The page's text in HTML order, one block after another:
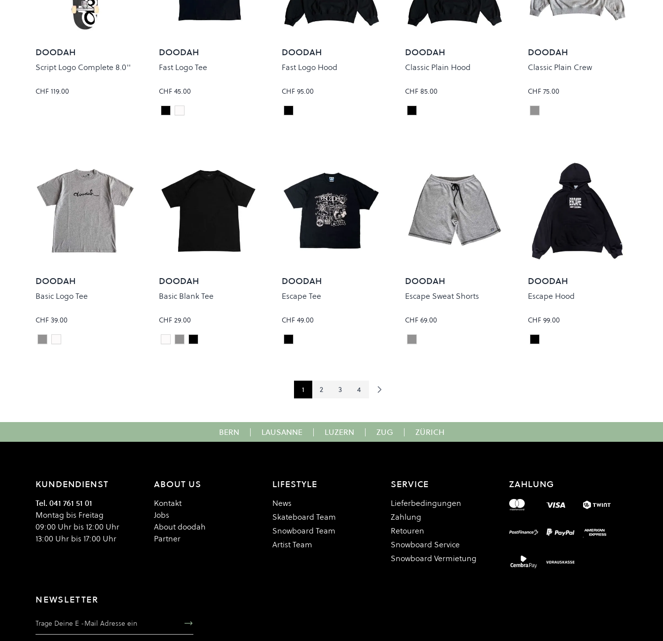
DOODAH
Script Logo Complete 8.0''
CHF 119.00
DOODAH
Fast Logo Tee
CHF 45.00
Colour
Blackwhite
DOODAH
Fast Logo Hood
CHF 95.00
Colour
Black
DOODAH
Classic Plain Hood
CHF 85.00
Colour
Black
DOODAH
Classic Plain Crew
CHF 75.00
Colour
Heather Grey
DOODAH
Basic Logo Tee
CHF 39.00
Colour
Heather Grey
white
DOODAH
Basic Blank Tee
CHF 29.00
Colour
whiteHeather Grey
Black
DOODAH
Escape Tee
CHF 49.00
Colour
Black
DOODAH
Escape Sweat Shorts
CHF 69.00
Colour
Heather Grey
DOODAH
Escape Hood
CHF 99.00
Colour
Black
Sie lesen gerade Seite
1 Seite
2 Seite
3 Seite
4
BERN | LAUSANNE | LUZERN | ZUG | ZÜRICH
KUNDENDIENST
Tel. 041 761 51 01
Montag bis Freitag
09:00 Uhr bis 12:00 Uhr
13:00 Uhr bis 17:00 Uhr
ABOUT US
Kontakt
Jobs
About doodah
Partner
LIFESTYLE
News
Skateboard Team
Snowboard Team
Artist Team
SERVICE
Lieferbedingungen
Zahlung
Retouren
Snowboard Service
Snowboard Vermietung
ZAHLUNG
NEWSLETTER